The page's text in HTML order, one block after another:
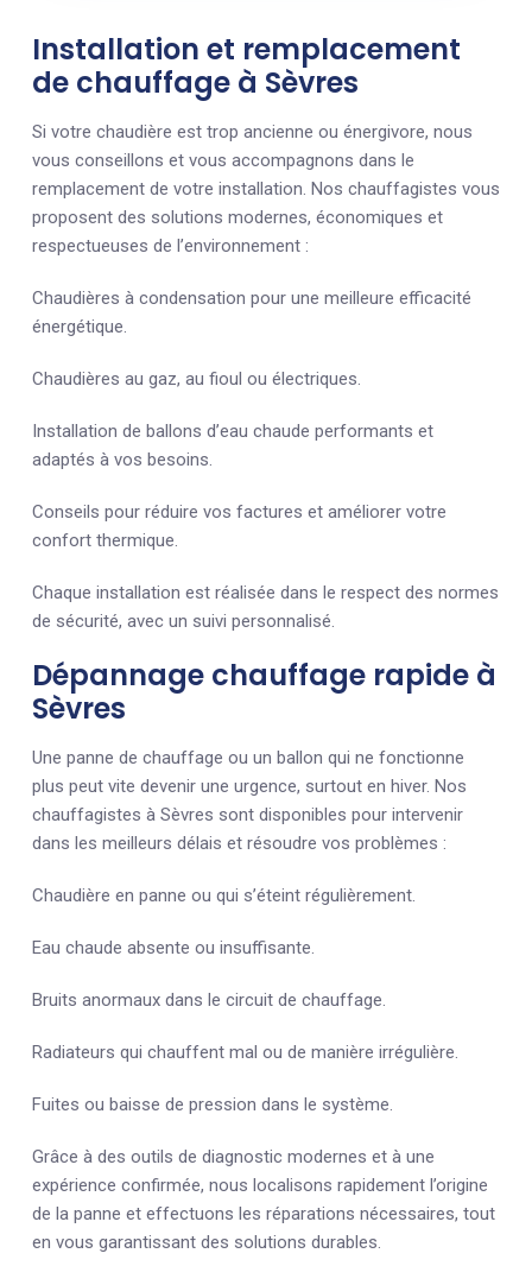
Installation et remplacement
de chauffage à Sèvres
Si votre chaudière est trop ancienne ou énergivore, nous
vous conseillons et vous accompagnons dans le
remplacement de votre installation. Nos chauffagistes vous
proposent des solutions modernes, économiques et
respectueuses de l’environnement :
Chaudières à condensation pour une meilleure efficacité
énergétique.
Chaudières au gaz, au fioul ou électriques.
Installation de ballons d’eau chaude performants et
adaptés à vos besoins.
Conseils pour réduire vos factures et améliorer votre
confort thermique.
Chaque installation est réalisée dans le respect des normes
de sécurité, avec un suivi personnalisé.
Dépannage chauffage rapide à
Sèvres
Une panne de chauffage ou un ballon qui ne fonctionne
plus peut vite devenir une urgence, surtout en hiver. Nos
chauffagistes à Sèvres sont disponibles pour intervenir
dans les meilleurs délais et résoudre vos problèmes :
Chaudière en panne ou qui s’éteint régulièrement.
Eau chaude absente ou insuffisante.
Bruits anormaux dans le circuit de chauffage.
Radiateurs qui chauffent mal ou de manière irrégulière.
Fuites ou baisse de pression dans le système.
Grâce à des outils de diagnostic modernes et à une
expérience confirmée, nous localisons rapidement l’origine
de la panne et effectuons les réparations nécessaires, tout
en vous garantissant des solutions durables.